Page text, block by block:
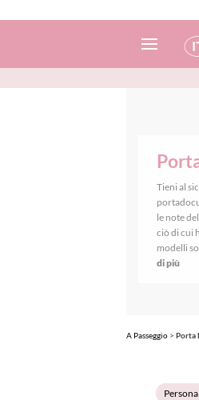
Tieni al
le note
ciò di cui
modelli
di più
A Passeggio > Porta